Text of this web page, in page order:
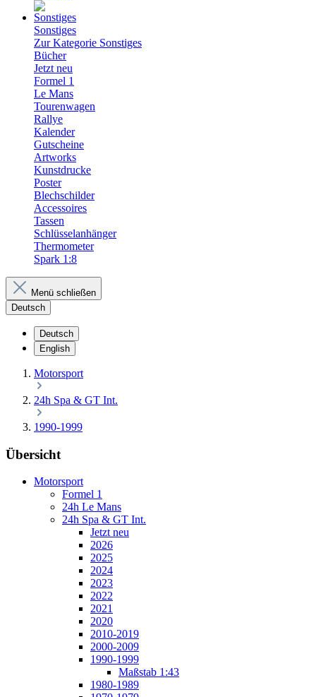
Sonstiges
Zur Kategorie Sonstiges
Bücher
Jetzt neu
Formel 1
Le Mans
Tourenwagen
Rallye
Kalender
Gutscheine
Artworks
Kunstdrucke
Poster
Blechschilder
Accessoires
Tassen
Schlüsselanhänger
Thermometer
Spark 1:8
Menü schließen
Deutsch
Deutsch
English
Motorsport
24h Spa & GT Int.
1990-1999
Übersicht
Motorsport
Formel 1
24h Le Mans
24h Spa & GT Int.
Jetzt neu
2026
2025
2024
2023
2022
2021
2020
2010-2019
2000-2009
1990-1999
Maßstab 1:43
1980-1989